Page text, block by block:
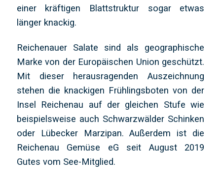
einer kräftigen Blattstruktur sogar etwas
länger knackig.
Reichenauer Salate sind als geographische
Marke von der Europäischen Union geschützt.
Mit dieser herausragenden Auszeichnung
stehen die knackigen Frühlingsboten von der
Insel Reichenau auf der gleichen Stufe wie
beispielsweise auch Schwarzwälder Schinken
oder Lübecker Marzipan. Außerdem ist die
Reichenau Gemüse eG seit August 2019
Gutes vom See-Mitglied.